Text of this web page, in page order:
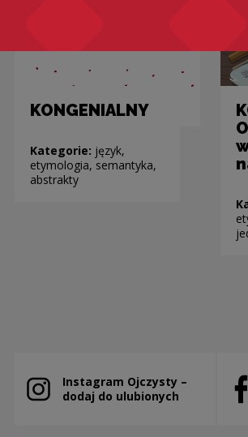
KONGENIALNY
Kategorie: język,
etymologia, semantyka,
abstrakty
Instagram Ojczysty –
dodaj do ulubionych
Note, the link will open in a new